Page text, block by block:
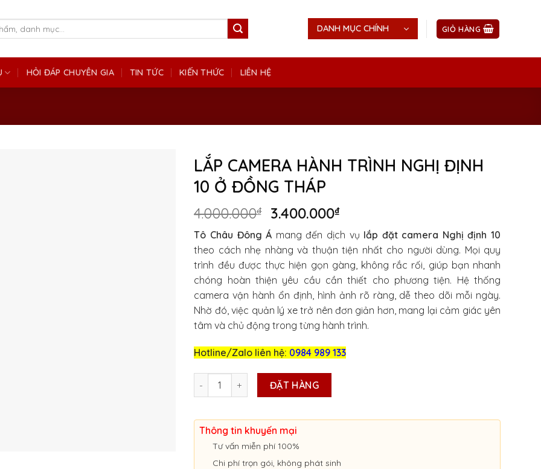
DANH MỤC CHÍNH GIỎ HÀNG
HỎI ĐÁP CHUYÊN GIA TIN TỨC KIẾN THỨC LIÊN HỆ
LẮP CAMERA HÀNH TRÌNH NGHỊ ĐỊNH
10 Ở ĐỒNG THÁP
4.000.000₫
Giá
gốc
là:
4.000.000₫.
3.400.000₫Giá
hiện
tại
là:
3.400.000₫.
Tô Châu Đông Á mang đến dịch vụ lắp đặt camera Nghị định 10
theo cách nhẹ nhàng và thuận tiện nhất cho người dùng. Mọi quy
trình đều được thực hiện gọn gàng, không rắc rối, giúp bạn nhanh
chóng hoàn thiện yêu cầu cần thiết cho phương tiện. Hệ thống
camera vận hành ổn định, hình ảnh rõ ràng, dễ theo dõi mỗi ngày.
Nhờ đó, việc quản lý xe trở nên đơn giản hơn, mang lại cảm giác yên
tâm và chủ động trong từng hành trình.
Hotline/Zalo liên hệ: 0984 989 133
LẮP CAMERA HÀNH TRÌNH NGHỊ ĐỊNH 10 Ở ĐỒNG THÁP số lượng
ĐẶT HÀNG
Thông tin khuyến mại
Tư vấn miễn phí 100%
Chi phí trọn gói, không phát sinh